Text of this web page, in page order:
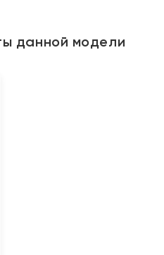
данной модели